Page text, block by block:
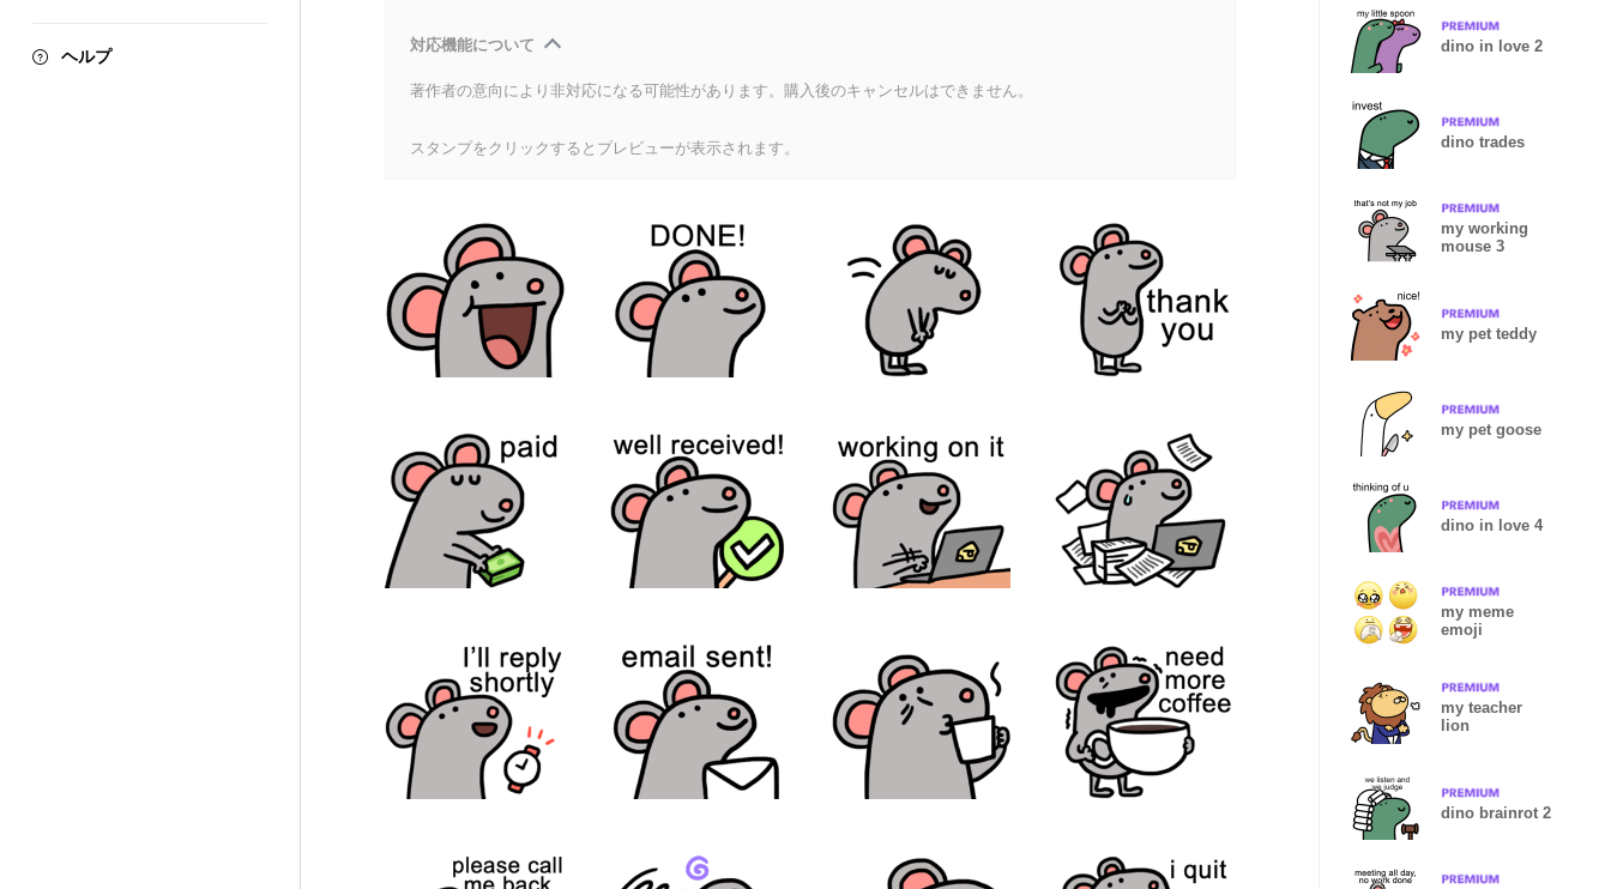
ヘルプ
対応機能について
著作者の意向により非対応になる可能性があります。購入後のキャンセルはできません。
スタンプをクリックするとプレビューが表示されます。
dino in love 2
dino trades
my working
mouse 3
my pet teddy
my pet goose
dino in love 4
my meme
emoji
my teacher
lion
dino brainrot 2